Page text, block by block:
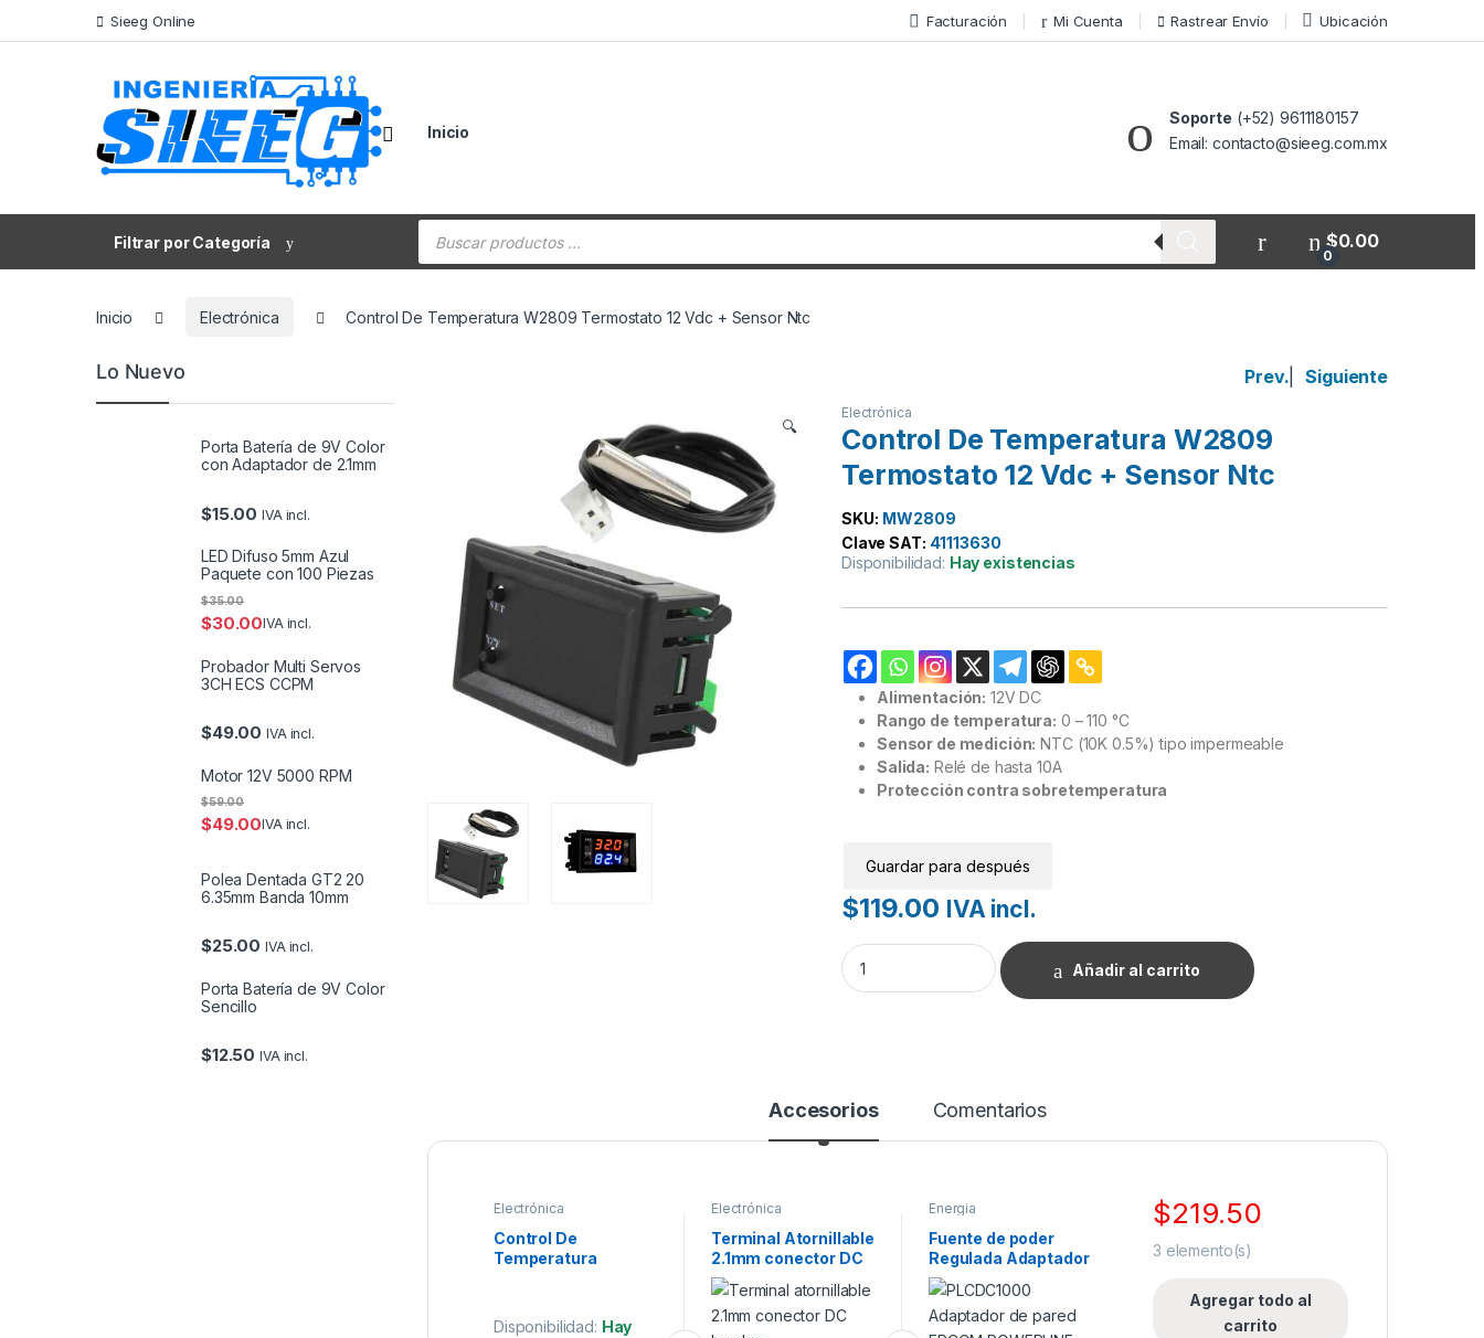
Sieeg Online Facturación Mi Cuenta Rastrear Envío Ubicación
Inicio
Soporte (+52) 9611180157
Email: contacto@sieeg.com.mx
Filtrar por Categoría
Búsqueda de productos
0
$0.00
Inicio Electrónica Control De Temperatura W2809 Termostato 12 Vdc + Sensor Ntc
Prev. Siguiente
🔍
Electrónica
Control De Temperatura W2809
Termostato 12 Vdc + Sensor Ntc
SKU: MW2809
Clave SAT: 41113630
Disponibilidad: Hay existencias
Alimentación: 12V DC
Rango de temperatura: 0 – 110 °C
Sensor de medición: NTC (10K 0.5%) tipo impermeable
Salida: Relé de hasta 10A
Protección contra sobretemperatura
Guardar para después
$119.00 IVA incl.
Control De Temperatura W2809 Termostato 12 Vdc + Sensor Ntc cantidad
Añadir al carrito
Accesorios Comentarios
Electrónica
Control De
Temperatura
Disponibilidad: Hay
Electrónica
Terminal Atornillable
2.1mm conector DC
hembra
Energia
Fuente de poder
Regulada Adaptador
de pared EPCOM
POWERLINE de 12V
1A
$219.50
3 elemento(s)
Agregar todo al
carrito
Lo Nuevo
Porta Batería de 9V Color
con Adaptador de 2.1mm
$15.00 IVA incl.
LED Difuso 5mm Azul
Paquete con 100 Piezas
$30.00
$35.00
IVA incl.
Probador Multi Servos
3CH ECS CCPM
$49.00 IVA incl.
Motor 12V 5000 RPM
$49.00
$59.00
IVA incl.
Polea Dentada GT2 20
6.35mm Banda 10mm
$25.00 IVA incl.
Porta Batería de 9V Color
Sencillo
$12.50 IVA incl.